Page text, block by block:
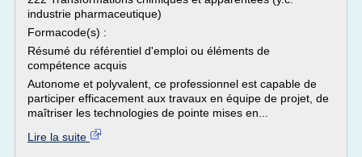
industrie pharmaceutique)
Formacode(s) :
Résumé du référentiel d'emploi ou éléments de
compétence acquis
Autonome et polyvalent, ce professionnel est capable de
participer efficacement aux travaux en équipe de projet, de
maîtriser les technologies de pointe mises en...
Lire la suite